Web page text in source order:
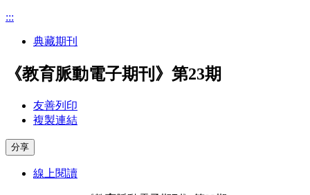
:::
典藏期刊
《教育脈動電子期刊》第23期
友善列印
複製連結
分享
線上閱讀